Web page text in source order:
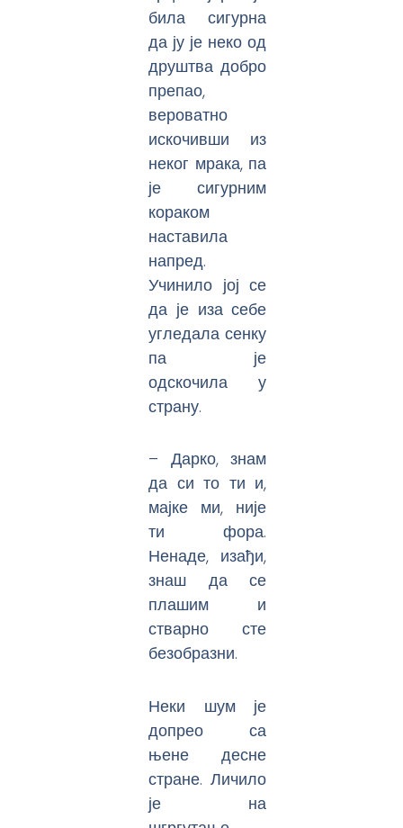
била сигурна
да ју је неко од
друштва добро
препао,
вероватно
искочивши из
неког мрака, па
је сигурним
кораком
наставила
напред.
Учинило јој се
да је иза себе
угледала сенку
па је
одскочила у
страну.
– Дарко, знам
да си то ти и,
мајке ми, није
ти фора.
Ненаде, изађи,
знаш да се
плашим и
стварно сте
безобразни.
Неки шум је
допрео са
њене десне
стране. Личило
је на